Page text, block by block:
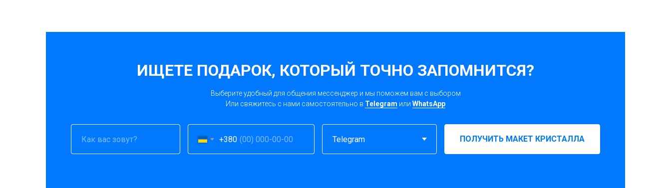
ИЩЕТЕ ПОДАРОК, КОТОРЫЙ ТОЧНО ЗАПОМНИТСЯ?
Выберите удобный для общения мессенджер и мы поможем вам с выбором
Или свяжитесь с нами самостоятельно в Telegram или WhatsApp
+380 ПОЛУЧИТЬ МАКЕТ КРИСТАЛЛА